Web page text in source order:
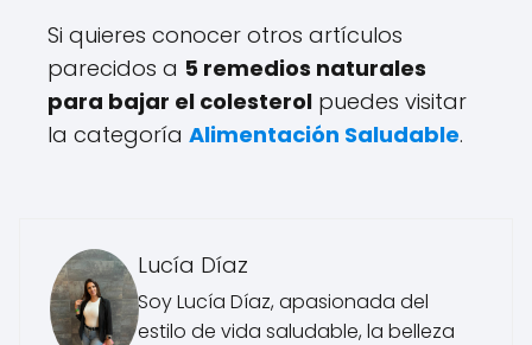
Si quieres conocer otros artículos
parecidos a 5 remedios naturales
para bajar el colesterol puedes visitar
la categoría Alimentación Saludable.
Lucía Díaz
Soy Lucía Díaz, apasionada del
estilo de vida saludable, la belleza